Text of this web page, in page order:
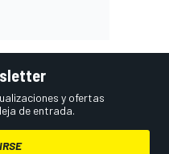
y ofertas
de entrada.